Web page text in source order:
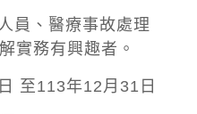
員、醫療事故處理
實務有興趣者。
至113年12月31日